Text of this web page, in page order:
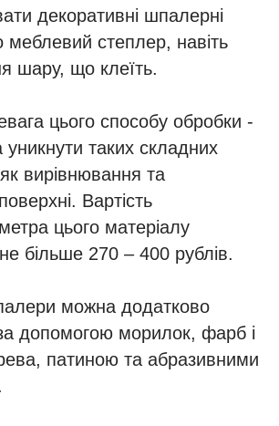
декоративні шпалерні
меблевий степлер, навіть
шару, що клеїть.
цього способу обробки -
таких складних
вирівнювання та
Вартість
цього матеріалу
більше 270 – 400 рублів.
можна додатково
допомогою морилок, фарб і
патиною та абразивними